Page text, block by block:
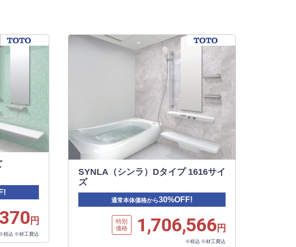
円
税込 ※材工費込
SYNLA（シンラ）Dタイプ 1616サイ
ズ
通常本体価格から30%OFF!
特別
価格
1,706,566円
※税込 ※材工費込